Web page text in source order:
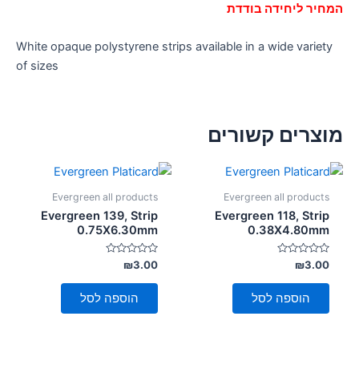
המחיר ליחידה בודדת
White opaque polystyrene strips available in a wide variety
of sizes
מוצרים קשורים
Evergreen all products
Evergreen 118, Strip
0.38X4.80mm
דורג
0
מתוך
₪3.00
הוספה לסל
Evergreen all products
Evergreen 139, Strip
0.75X6.30mm
דורג
0
מתוך
₪3.00
הוספה לסל